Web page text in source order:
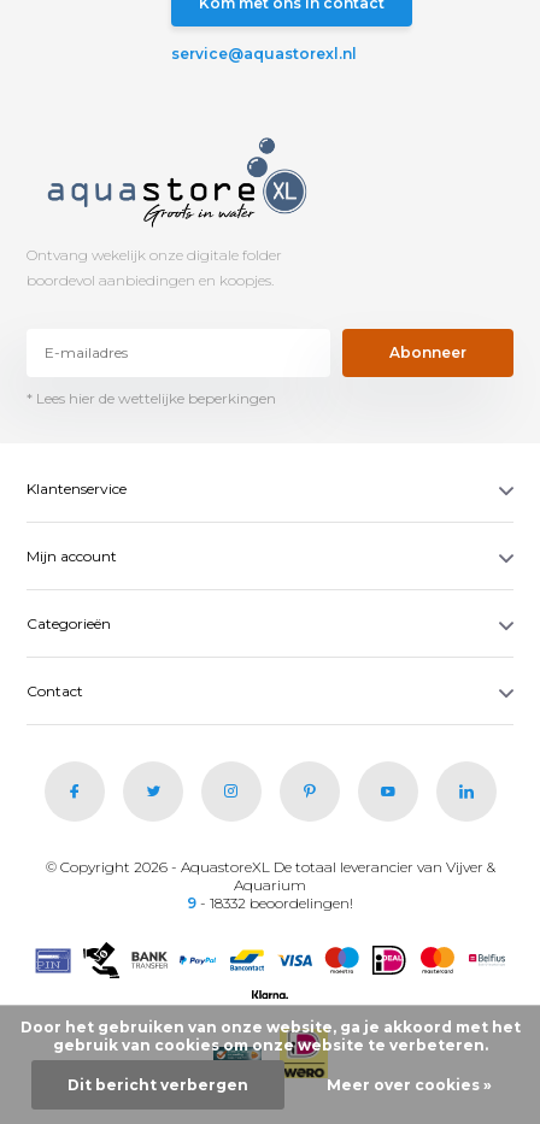
service@aquastorexl.nl
Ontvang wekelijk onze digitale folder
boordevol aanbiedingen en koopjes.
Abonneer
* Lees hier de wettelijke beperkingen
Klantenservice
Mijn account
Categorieën
Contact
© Copyright 2026 - AquastoreXL De totaal leverancier van Vijver &
Aquarium
9 - 18332 beoordelingen!
Door het gebruiken van onze website, ga je akkoord met het
gebruik van cookies om onze website te verbeteren.
Dit bericht verbergen Meer over cookies »